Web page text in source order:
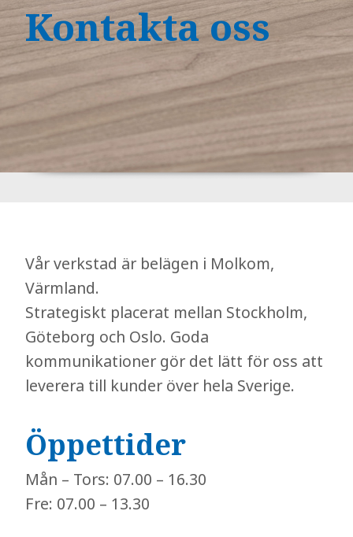
Kontakta oss
Vår verkstad är belägen i Molkom,
Värmland.
Strategiskt placerat mellan Stockholm,
Göteborg och Oslo. Goda
kommunikationer gör det lätt för oss att
leverera till kunder över hela Sverige.
Öppettider
Mån – Tors: 07.00 – 16.30
Fre: 07.00 – 13.30